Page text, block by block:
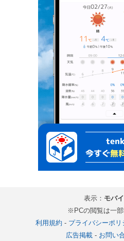
表示： モバ
※PCの閲覧は一
利用規約 - プライバシーポリ
広告掲載- お問い